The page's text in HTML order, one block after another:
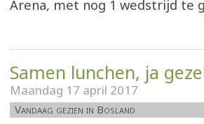
Arena, met nog 1 wedstrijd te
Samen lunchen, ja
Maandag 17 april 2017
Vandaag gezien in Bosland